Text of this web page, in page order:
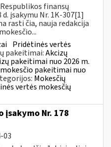
finansų
įsakymu Nr. 1K-307[1]
rasti čia, nauja redakcija
Pridėtinės vertės
pakeitimai:Akcizų
pakeitimai nuo 2026 m.
pakeitimai nuo
Mokesčių
vertės mokesčių
įsakymo Nr. 178
03